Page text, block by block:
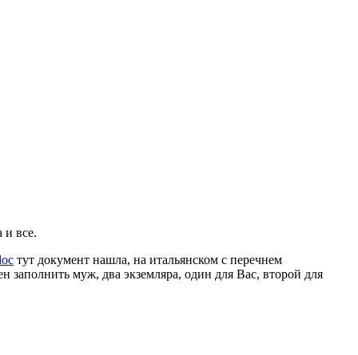
и все.
тут документ нашла, на итальянском с перечнем
заполнить муж, два экземляра, один для Вас, второй для